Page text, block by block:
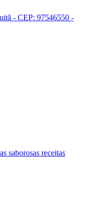
- CEP: 97546550 -
saborosas receitas